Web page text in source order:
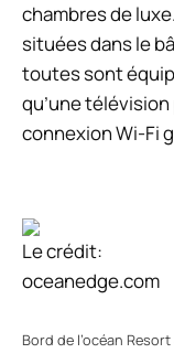
chambres de
situées dans le
toutes sont
qu’une
connexion Wi-Fi
Le crédit:
oceanedge.com
Bord de l’océan